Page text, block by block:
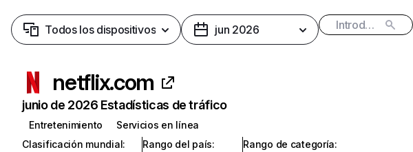
Todos los dispositivos jun 2026
netflix.com
junio de 2026 Estadísticas de tráfico
Entretenimiento
Servicios en línea
Clasificación mundial:
Rango del país:
Rango de categoría: